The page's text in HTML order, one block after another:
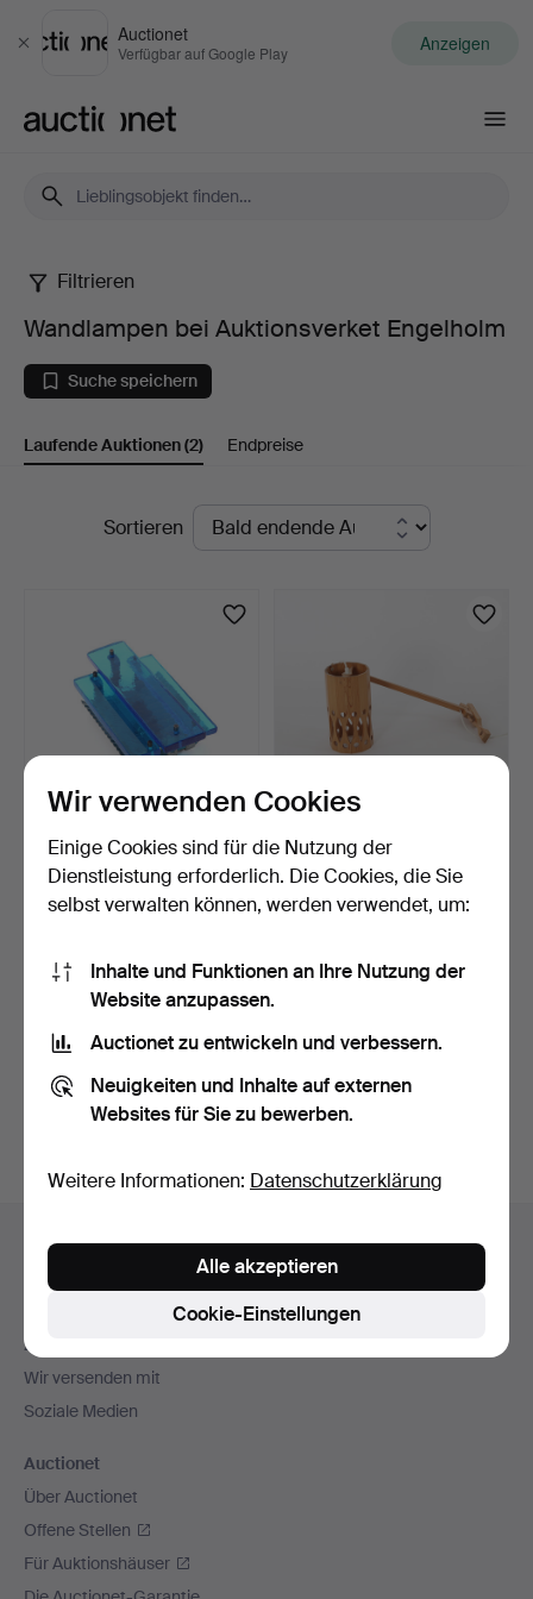
Schließen
Auctionet
Verfügbar auf Google Play Anzeigen
Wandlampen
bei
Auktionsverket
Engelholm
Filtrieren
Wandlampen bei Auktionsverket Engelholm
Suche speichern
Laufende Auktionen(2) Endpreise
LaufendeSortieren
WANDLEUCHTER, Glas,
zweite Hälfte des 20. …
WANDLEUCHTE, Kiefer,
Schweden, zweite Hälf…
2 Tage
Suche speichern
Archiv
suchen.
Navigation
Hilfe und Kontakt
Kontakt mit dem Support aufnehmen
Zahlungsweisen
Wir versenden mit
Soziale Medien
Auctionet
Über Auctionet
Offene Stellen
Für Auktionshäuser
Wir verwenden Cookies
Einige Cookies sind für die Nutzung der
Dienstleistung erforderlich. Die Cookies, die Sie
selbst verwalten können, werden verwendet, um:
Inhalte und Funktionen an Ihre Nutzung der
Website anzupassen.
Auctionet zu entwickeln und verbessern.
Neuigkeiten und Inhalte auf externen
Websites für Sie zu bewerben.
Weitere Informationen: Datenschutzerklärung
Cookie-Einstellungen
Alle akzeptieren